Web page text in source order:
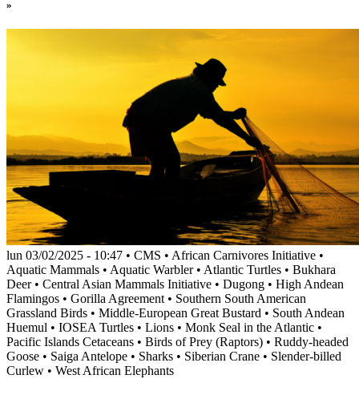
»
lun 03/02/2025 - 10:47 • CMS • African Carnivores Initiative •
Aquatic Mammals • Aquatic Warbler• Atlantic Turtles • Bukhara
Deer• Central Asian Mammals Initiative • Dugong • High Andean
Flamingos • Gorilla Agreement • Southern South American
Grassland Birds • Middle-European Great Bustard • South Andean
Huemul • IOSEA Turtles • Lions • Monk Seal in the Atlantic •
Pacific Islands Cetaceans • Birds of Prey (Raptors) • Ruddy-headed
Goose • Saiga Antelope • Sharks • Siberian Crane • Slender-billed
Curlew • West African Elephants